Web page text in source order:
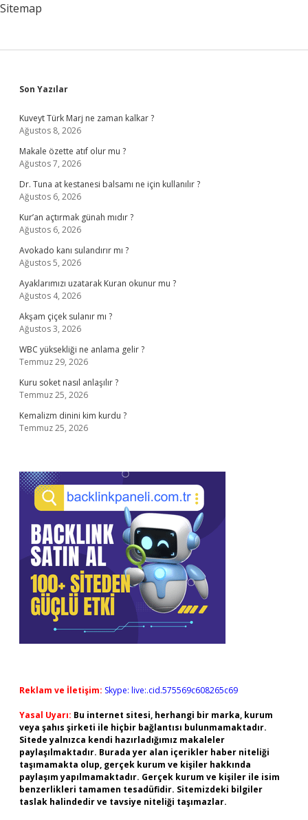
Sitemap
Sidebar
Son Yazılar
Kuveyt Türk Marj ne zaman kalkar ?
Ağustos 8, 2026
Makale özette atıf olur mu ?
Ağustos 7, 2026
Dr. Tuna at kestanesi balsamı ne için kullanılır ?
Ağustos 6, 2026
Kur’an açtırmak günah mıdır ?
Ağustos 6, 2026
Avokado kanı sulandırır mı ?
Ağustos 5, 2026
Ayaklarımızı uzatarak Kuran okunur mu ?
Ağustos 4, 2026
Akşam çiçek sulanır mı ?
Ağustos 3, 2026
WBC yüksekliği ne anlama gelir ?
Temmuz 29, 2026
Kuru soket nasıl anlaşılır ?
Temmuz 25, 2026
Kemalizm dinini kim kurdu ?
Temmuz 25, 2026
Reklam ve İletişim: Skype: live:.cid.575569c608265c69
Yasal Uyarı: Bu internet sitesi, herhangi bir marka, kurum
veya şahıs şirketi ile hiçbir bağlantısı bulunmamaktadır.
Sitede yalnızca kendi hazırladığımız makaleler
paylaşılmaktadır. Burada yer alan içerikler haber niteliği
taşımamakta olup, gerçek kurum ve kişiler hakkında
paylaşım yapılmamaktadır. Gerçek kurum ve kişiler ile isim
benzerlikleri tamamen tesadüfidir. Sitemizdeki bilgiler
taslak halindedir ve tavsiye niteliği taşımazlar.